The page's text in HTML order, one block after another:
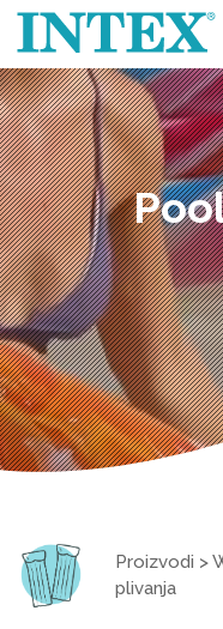
Proizvodi >
plivanja